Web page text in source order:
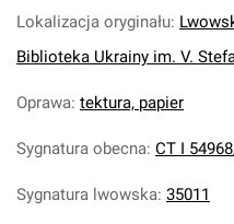
Lokalizacja oryginału:
Biblioteka Ukrainy im. V.
Oprawa: tektura, papier
Sygnatura obecna: CT I
Sygnatura lwowska: 35011